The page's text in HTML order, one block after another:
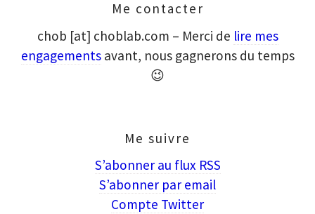
Me contacter
chob [at] choblab.com – Merci de lire mes
engagementsavant, nous gagnerons du temps
😉
Me suivre
S’abonner au flux RSS
S’abonner par email
Compte Twitter